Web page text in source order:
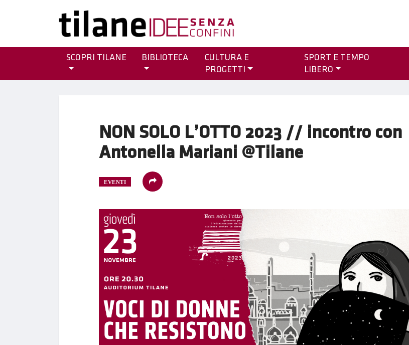
SCOPRI TILANE BIBLIOTECA
CULTURA E
PROGETTI
SPORT E TEMPO
LIBERO
NON SOLO L’OTTO 2023 // incontro con
Antonella Mariani @Tilane
EVENTI